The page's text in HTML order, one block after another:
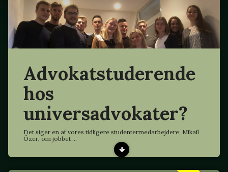
Advokatstuderende
hos
universadvokater?
Det siger en af vores tidligere studentermedarbejdere, Mikail
Özer, om jobbet ...